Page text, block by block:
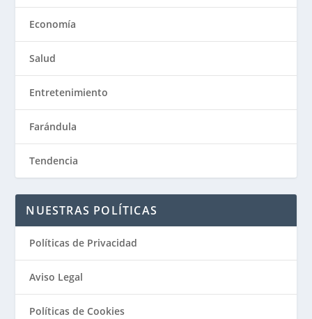
Economía
Salud
Entretenimiento
Farándula
Tendencia
NUESTRAS POLÍTICAS
Políticas de Privacidad
Aviso Legal
Políticas de Cookies